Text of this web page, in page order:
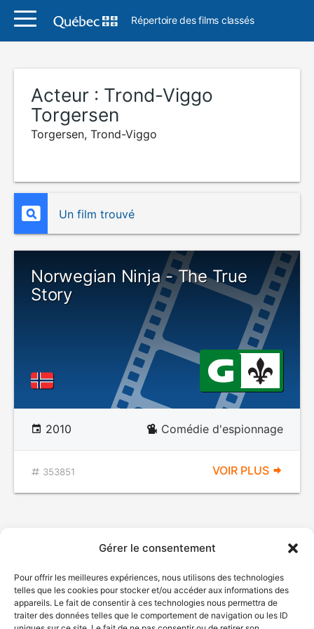
Gérer le consentement
Pour offrir les meilleures expériences, nous utilisons des technologies
telles que les cookies pour stocker et/ou accéder aux informations des
appareils. Le fait de consentir à ces technologies nous permettra de
traiter des données telles que le comportement de navigation ou les ID
Répertoire des films classés
Acteur : Trond-Viggo
Torgersen
Torgersen, Trond-Viggo
Un film trouvé
Norwegian Ninja - The True
Story
2010 Comédie d'espionnage
353851 VOIR PLUS